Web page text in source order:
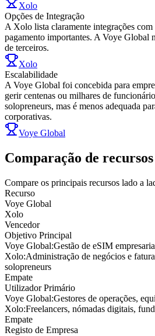
Xolo
Opções de Integração
A Xolo lista claramente integrações com
pagamento importantes. A Voye Global
de terceiros.
Xolo
Escalabilidade
A Voye Global foi concebida para
gerir centenas ou milhares de
solopreneurs, mas é menos adequada
corporativas.
Voye Global
Comparação de recursos
Compare os principais recursos lado a
Recurso
Voye Global
Xolo
Vencedor
Objetivo Principal
Voye Global:Gestão de eSIM
Xolo:Administração de negócios e
solopreneurs
Empate
Utilizador Primário
Voye Global:Gestores de operações,
Xolo:Freelancers, nómadas digitais,
Empate
Registo de Empresa